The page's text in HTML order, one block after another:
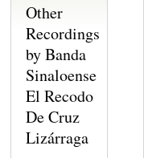
Other
Recordings
by Banda
Sinaloense
El Recodo
De Cruz
Lizárraga